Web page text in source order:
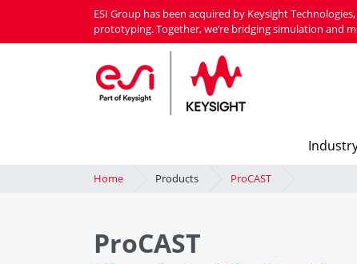
main
ESI Group has been acquired by Keysight
prototyping. Together, we’re bridging simulation and
Home Products ProCAST
ProCAST